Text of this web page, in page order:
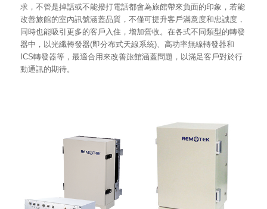
求，不管是掉話或不能撥打電話都會為旅館帶來負面的印象，若能
改善旅館的室內訊號涵蓋品質，不僅可提升客戶滿意度和忠誠度，
同時也能吸引更多的客戶入住，增加營收。在各式不同類型的轉發
器中，以光纖轉發器(即分布式天線系統)、高功率無線轉發器和
ICS轉發器等，最適合用來改善旅館涵蓋問題，以滿足客戶對於行
動通訊的期待。